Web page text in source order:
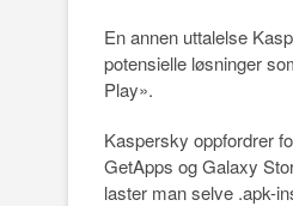
En annen uttalelse
potensielle løsninger
Play».
Kaspersky oppfordrer
GetApps og Galaxy
laster man selve .apk-